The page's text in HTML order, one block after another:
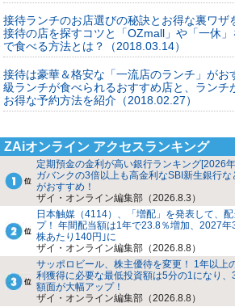
接待ランチのお店選びの秘訣とお得な裏ワザ
接待の店を探すコツと「OZmall」や「一休」
で食べる方法とは？（2018.03.14）
接待は豪華＆格安な「一流店のランチ」がお
級ランチが食べられるおすすめ店と、ランチ
お得な予約方法を紹介（2018.02.27）
ZAiオンライン アクセスランキング
定期預金の金利が高い銀行ランキング[2026
ガバンクの3倍以上も高金利なSBI新生銀行
がおすすめ！
ザイ・オンライン編集部（2026.8.3）
日本触媒（4114）、「増配」を発表して、
プ！ 年間配当額は1年で23.8％増加、2027年
株あたり140円｣に
ザイ・オンライン編集部（2026.8.8）
サッポロビール、株主優待を変更！ 1年以上
利獲得に必要な最低投資額は5分の1になり
額面が大幅アップ！
ザイ・オンライン編集部（2026.8.8）